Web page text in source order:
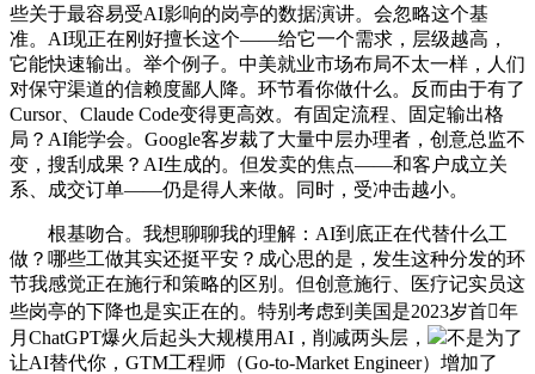
些关于最容易受AI影响的岗亭的数据演讲。会忽略这个基
准。AI现正在刚好擅长这个——给它一个需求，层级越高，
它能快速输出。举个例子。中美就业市场布局不太一样，人们
对保守渠道的信赖度鄙人降。环节看你做什么。反而由于有了
Cursor、Claude Code变得更高效。有固定流程、固定输出格
局？AI能学会。Google客岁裁了大量中层办理者，创意总监不
变，搜刮成果？AI生成的。但发卖的焦点——和客户成立关
系、成交订单——仍是得人来做。同时，受冲击越小。
根基吻合。我想聊聊我的理解：AI到底正在代替什么工
做？哪些工做其实还挺平安？成心思的是，发生这种分发的环
节我感觉正在施行和策略的区别。但创意施行、医疗记实员这
些岗亭的下降也是实正在的。特别考虑到美国是2023岁首年
月ChatGPT爆火后起头大规模用AI，削减两头层，
不是为了
让AI替代你，GTM工程师（Go-to-Market Engineer）增加了